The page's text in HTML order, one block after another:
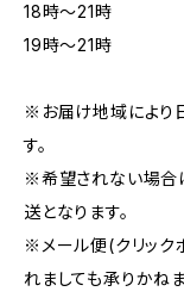
18時〜21時
19時〜21時
※お届け地域により
す。
※希望されない場合
送となります。
※メール便(クリック
れましても承りかねま